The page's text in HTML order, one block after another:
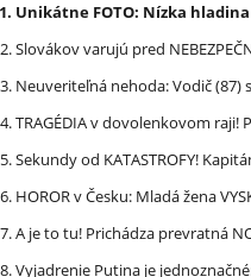
Unikátne FOTO: Nízka
Slovákov varujú pred
Neuveriteľná nehoda: Vodič (87)
TRAGÉDIA v dovolenkovom raji!
Sekundy od KATASTROFY!
HOROR v Česku: Mladá žena
A je to tu! Prichádza prevratná
Vyjadrenie Putina je